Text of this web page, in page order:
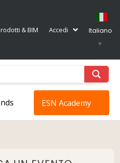
& BIM Accedi
Italiano
▼
ESN Academy